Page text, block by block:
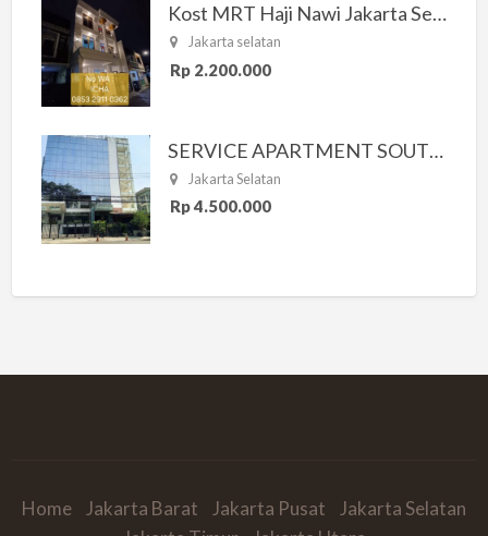
Kost MRT Haji Nawi Jakarta Selatan
Jakarta selatan
Rp 2.200.000
SERVICE APARTMENT SOUTH RESIDENCE
Jakarta Selatan
Rp 4.500.000
Home Jakarta Barat Jakarta Pusat
Jakarta Selatan